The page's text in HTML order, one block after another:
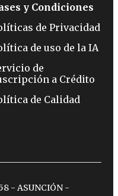
y Condiciones
de Privacidad
de uso de la IA
de
a Crédito
de Calidad
- ASUNCIÓN -